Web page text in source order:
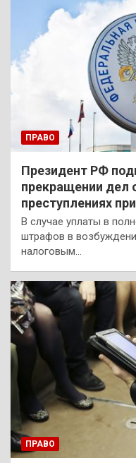
ПРАВО
Президент РФ
прекращении дел
преступлениях
В случае уплаты в
штрафов в
налоговым…
ПРАВО